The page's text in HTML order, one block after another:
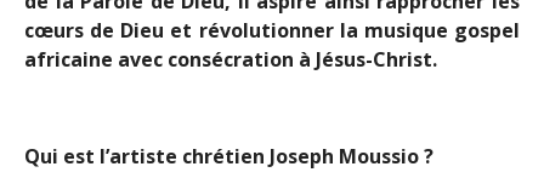
cœurs de Dieu et révolutionner la musique gospel
africaine avec consécration à Jésus-Christ.
Qui est l’artiste chrétien Joseph Moussio ?